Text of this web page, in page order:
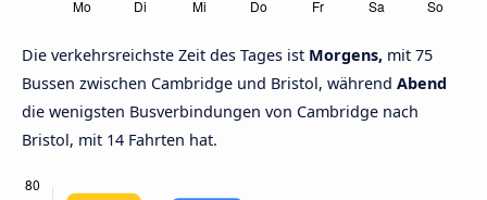
Die verkehrsreichste Zeit des Tages ist Morgens, mit 75
Bussen zwischen Cambridge und Bristol, während Abend
die wenigsten Busverbindungen von Cambridge nach
Bristol, mit 14 Fahrten hat.